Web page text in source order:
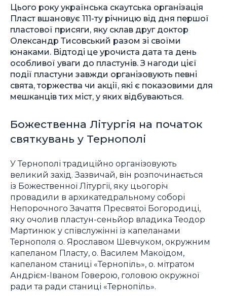
Цього року українська скаутська організація
Пласт вшановує 111-ту річницю від дня першої
пластової присяги, яку склав друг доктор
Олександр Тисовський разом зі своїми
юнаками. Відтоді це урочиста дата та день
особливої уваги до пластунів. З нагоди цієї
події пластуни завжди організовують певні
свята, торжества чи акції, які є показовими для
мешканців тих міст, у яких відбуваються.
Божественна Літургія на початок
святкувань у Тернополі
У Тернополі традиційно організовують
великий захід. Зазвичай, він розпочинається
із Божественної Літургії, яку цьогоріч
провадили в архикатедральному соборі
Непорочного Зачаття Пресвятої Богородиці,
яку очолив пластун-сеньйор владика Теодор
Мартинюк у співслужінні із капеланами
Тернополя о. Ярославом Шевчуком, окружним
капеланом Пласту, о. Василем Макоїдом,
капеланом станиці «Тернопіль», о. мітратом
Андрієм-Іваном Говерою, головою окружної
ради та ради станиці «Тернопіль».